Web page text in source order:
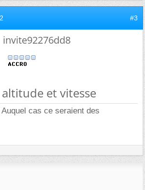
#3
invite92276dd8
et vitesse
cas ce seraient des